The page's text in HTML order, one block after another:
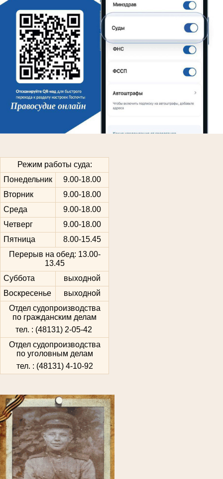
Режим работы суда:
Понедельник
9.00-18.00
Вторник
9.00-18.00
Среда
9.00-18.00
Четверг
9.00-18.00
Пятница
8.00-15.45
Перерыв на обед: 13.00-
13.45
Суббота
выходной
Воскресенье
выходной
Отдел судопроизводства
по гражданским делам
тел. : (48131) 2-05-42
Отдел судопроизводства
по уголовным делам
тел. : (48131) 4-10-92